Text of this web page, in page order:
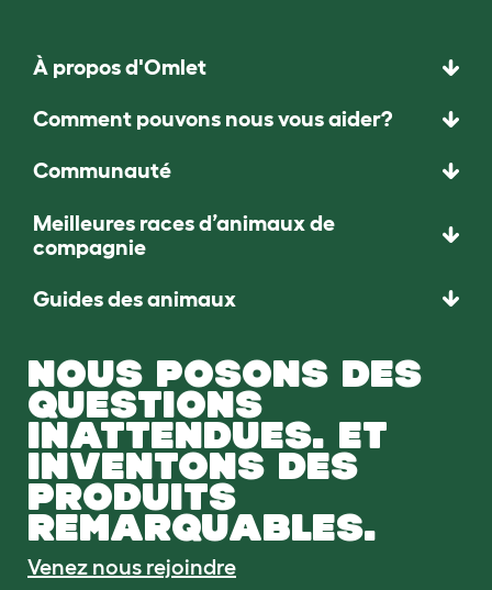
À propos d'Omlet
Comment pouvons nous vous aider?
Communauté
Meilleures races d’animaux de
compagnie
Guides des animaux
NOUS POSONS DES
QUESTIONS
INATTENDUES. ET
INVENTONS DES
PRODUITS
REMARQUABLES.
Venez nous rejoindre